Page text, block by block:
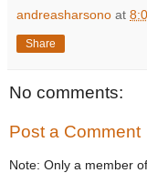
andreasharsono at
Share
No comments:
Post a Comment
Note: Only a member